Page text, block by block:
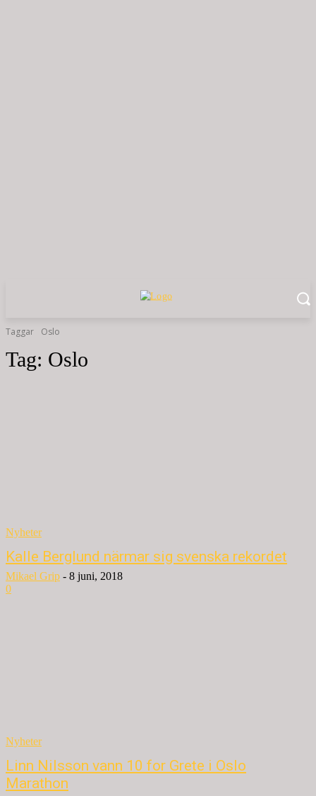
Taggar Oslo
Tag: Oslo
Nyheter
Kalle Berglund närmar sig svenska rekordet
Mikael Grip - 8 juni, 2018
0
Nyheter
Linn Nilsson vann 10 for Grete i Oslo
Marathon